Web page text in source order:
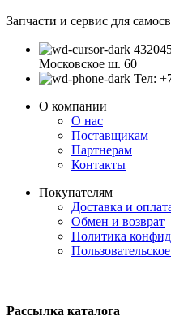
Запчасти и сервис для
Московское ш. 60
Тел:
О компании
О нас
Поставщикам
Партнерам
Контакты
Покупателям
Доставка и
Обмен и возврат
Политика
Рассылка каталога